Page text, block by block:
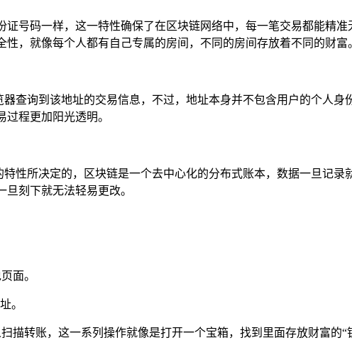
证号码一样，这一特性确保了在区块链网络中，每一笔交易都能精
，就像每个人都有自己专属的房间，不同的房间存放着不同的财富
查询到该地址的交易信息，不过，地址本身并不包含用户的个人
程更加阳光透明。
性所决定的，区块链是一个去中心化的分布式账本，数据一旦记
刻下就无法轻易更改。
面。
。
描转账，这一系列操作就像是打开一个宝箱，找到里面存放财富的“